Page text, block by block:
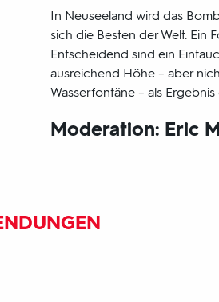
In Neuseeland wird das
sich die Besten der Welt. Ein
Entscheidend sind ein
ausreichend Höhe – aber
Wasserfontäne – als
Moderation: Eric